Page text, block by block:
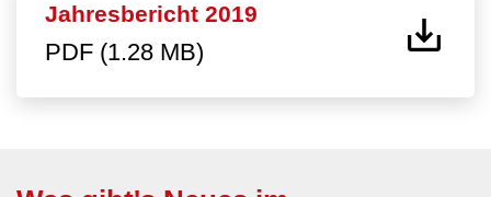
Jahresbericht 2019
PDF (1.28 MB)